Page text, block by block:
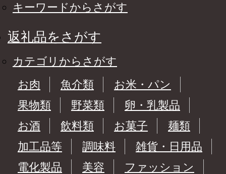
キーワードからさがす
返礼品をさがす
カテゴリからさがす
お肉
魚介類
お米・パン
果物類
野菜類
卵・乳製品
お酒
飲料類 お菓子
麺類
加工品等
調味料
雑貨・日用品
電化製品
美容
ファッション